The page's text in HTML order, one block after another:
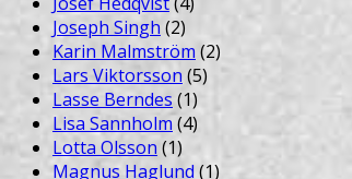
Joseph Singh (2)
Karin Malmström (2)
Lars Viktorsson (5)
Lasse Berndes (1)
Lisa Sannholm (4)
Lotta Olsson(1)
Magnus Haglund (1)